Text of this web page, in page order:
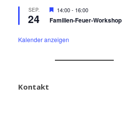
SEP.
24
Hervorgehoben
14:00- 16:00
Familien-Feuer-Workshop
Kalender anzeigen
Kontakt